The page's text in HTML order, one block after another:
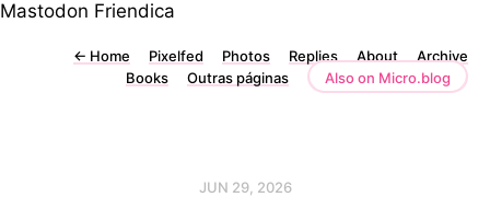
Mastodon Friendica
← Home Pixelfed Photos Replies About
Archive
Books
Outras páginas Also on Micro.blog
JUN 29, 2026